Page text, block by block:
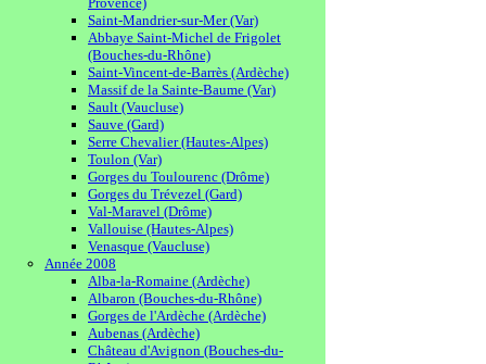
Saint-Mandrier-sur-Mer (Var)
Abbaye Saint-Michel de Frigolet
(Bouches-du-Rhône)
Saint-Vincent-de-Barrès (Ardèche)
Massif de la Sainte-Baume (Var)
Sault (Vaucluse)
Sauve (Gard)
Serre Chevalier (Hautes-Alpes)
Toulon (Var)
Gorges du Toulourenc (Drôme)
Gorges du Trévezel (Gard)
Val-Maravel (Drôme)
Vallouise (Hautes-Alpes)
Venasque (Vaucluse)
Année 2008
Alba-la-Romaine (Ardèche)
Albaron (Bouches-du-Rhône)
Gorges de l'Ardèche (Ardèche)
Aubenas (Ardèche)
Château d'Avignon (Bouches-du-